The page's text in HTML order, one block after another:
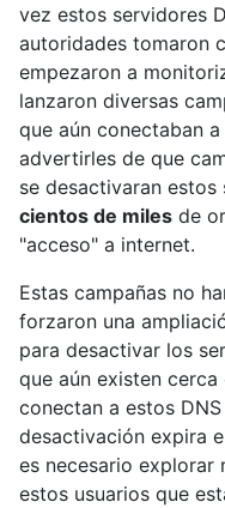
vez estos servidores
autoridades tomaron
empezaron a
lanzaron diversas
que aún conectaban
advertirles de que
se desactivaran
cientos de miles de
"acceso" a internet.
Estas campañas no
forzaron una
para desactivar los
que aún existen
conectan a estos
desactivación expira
es necesario explorar
estos usuarios que